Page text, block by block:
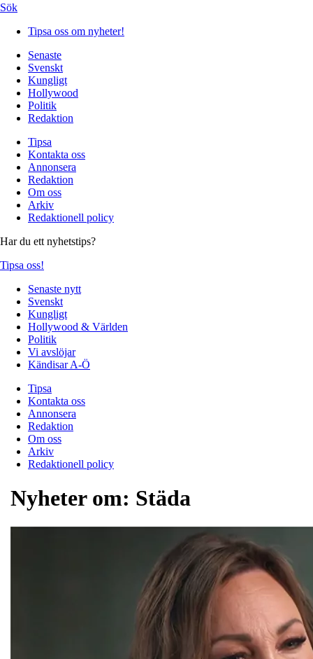
Sök
Tipsa oss om nyheter!
Senaste
Svenskt
Kungligt
Hollywood
Politik
Redaktion
Tipsa
Kontakta oss
Annonsera
Redaktion
Om oss
Arkiv
Redaktionell policy
Har du ett nyhetstips?
Tipsa oss!
Senaste nytt
Svenskt
Kungligt
Hollywood & Världen
Politik
Vi avslöjar
Kändisar A-Ö
Tipsa
Kontakta oss
Annonsera
Redaktion
Om oss
Arkiv
Redaktionell policy
Nyheter om: Städa